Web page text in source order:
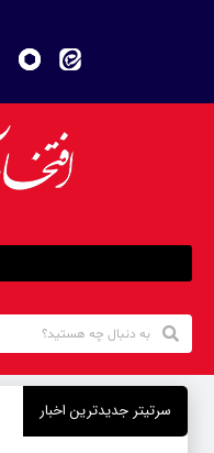
سرتیتر جدیدترین اخبار